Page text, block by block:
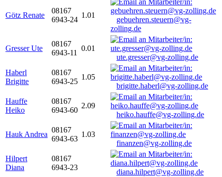
Götz Renate
08167
6943-24
1.01
gebuehren.steuern@vg-
zolling.de
Gresser Ute
08167
6943-11
0.01
ute.gresser@vg-zolling.de
Haberl
Brigitte
08167
6943-25
1.05
brigitte.haberl@vg-zolling.de
Hauffe
Heiko
08167
6943-60
2.09
heiko.hauffe@vg-zolling.de
Hauk Andrea
08167
6943-63
1.03
finanzen@vg-zolling.de
Hilpert
Diana
08167
6943-23
diana.hilpert@vg-zolling.de